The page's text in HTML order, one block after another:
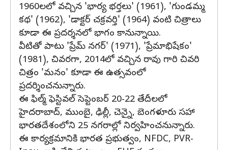
1960లలో వచ్చిన 'భార్య భర్తలు' (1961), 'గుండమ్మ
కథ' (1962), 'డాక్టర్ చక్రవర్తి' (1964) వంటి చిత్రాలు
కూడా ఈ ప్రదర్శనలో భాగం కానున్నాయి.
వీటితో పాటు 'ప్రేమ్ నగర్' (1971), 'ప్రేమాభిషేకం'
(1981), చివరగా, 2014లో వచ్చిన రావు గారి చివరి
చిత్రం 'మనం' కూడా ఈ ఉత్సవంలో
ప్రదర్శించనున్నారు.
ఈ ఫిల్మ్ ఫెస్టివల్ సెప్టెంబర్ 20-22 తేదీలలో
హైదరాబాద్, ముంబై, ఢిల్లీ, చెన్నై, బెంగళూరు సహా
భారతదేశంలోని 25 నగరాల్లో నిర్వహించనున్నారు.
ఈ కార్యక్రమానికి భారత ప్రభుత్వం, NFDC, PVR-